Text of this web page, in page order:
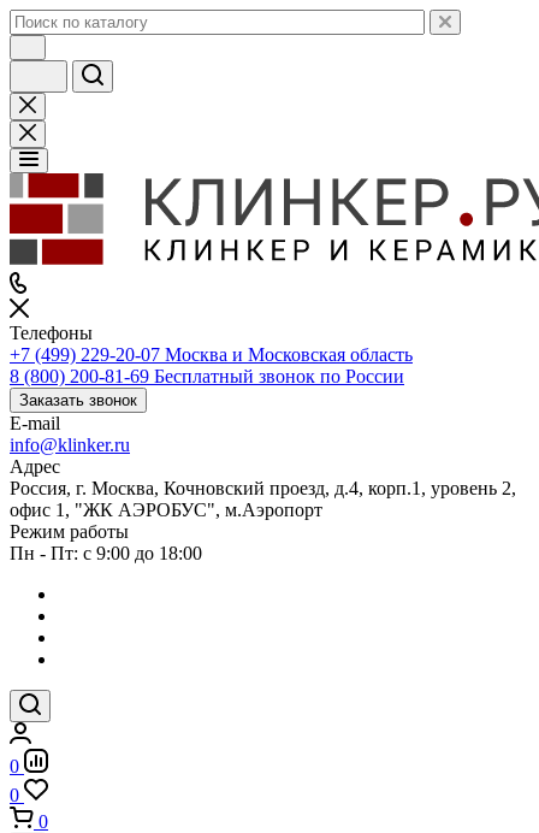
Телефоны
+7 (499) 229-20-07 Москва и Московская область
8 (800) 200-81-69 Бесплатный звонок по России
Заказать звонок
E-mail
info@klinker.ru
Адрес
Россия, г. Москва, Кочновский проезд, д.4, корп.1, уровень 2,
офис 1, "ЖК АЭРОБУС", м.Аэропорт
Режим работы
Пн - Пт: с 9:00 до 18:00
0
0
0